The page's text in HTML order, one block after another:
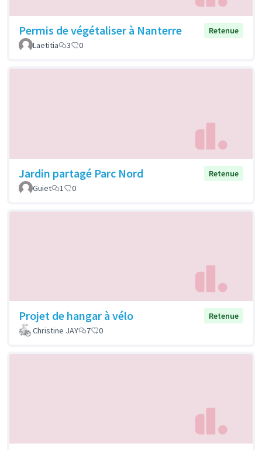
Permis de végétaliser à Nanterre
Retenue
Laetitia
3 0
Jardin partagé Parc Nord
Retenue
Guiet
1 0
Projet de hangar à vélo
Retenue
Christine JAY
7 0